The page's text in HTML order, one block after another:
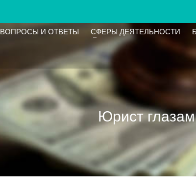
ВОПРОСЫ И ОТВЕТЫ СФЕРЫ ДЕЯТЕЛЬНОСТИ
Юрист